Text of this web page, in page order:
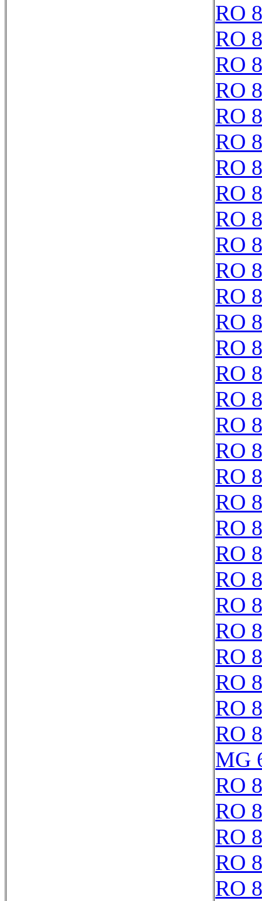
RO
RO
RO
RO
RO
RO
RO
RO
RO
RO
RO
RO
RO
RO
RO
RO
RO
RO
RO
RO
RO
RO
RO
RO
RO
RO
RO
RO
RO
MG
RO
RO
RO
RO
RO